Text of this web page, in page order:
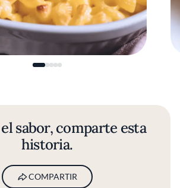
sabor, comparte esta
historia.
COMPARTIR